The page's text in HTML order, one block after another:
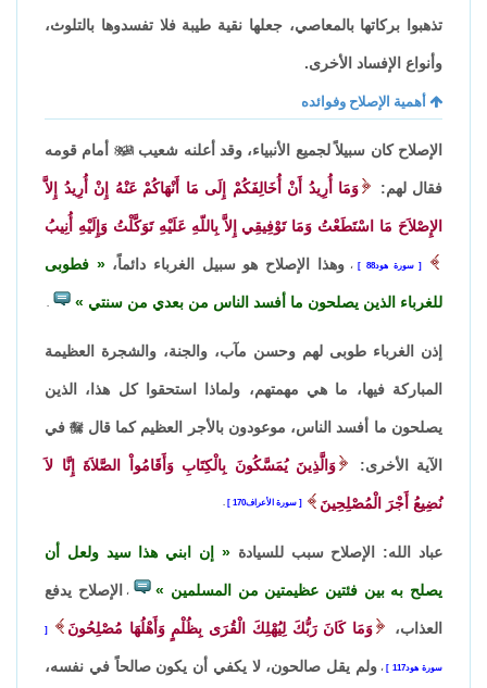
تذهبوا بركاتها بالمعاصي، جعلها نقية طيبة فلا تفسدوها بالتلوث،
وأنواع الإفساد الأخرى.
أهمية الإصلاح وفوائده
الإصلاح كان سبيلاً لجميع الأنبياء، وقد أعلنه شعيب أمام قومه
فقال لهم: وَمَا أُرِيدُ أَنْ أُخَالِفَكُمْ إِلَى مَا أَنْهَاكُمْ عَنْهُ إِنْ أُرِيدُ إِلاَّ
الإِصْلاَحَ مَا اسْتَطَعْتُ وَمَا تَوْفِيقِي إِلاَّ بِاللّهِ عَلَيْهِ تَوَكَّلْتُ وَإِلَيْهِ أُنِيبُ
سورة هود88 ،وهذا الإصلاح هو سبيل الغرباء دائماً، فطوبى
للغرباء الذين يصلحون ما أفسد الناس من بعدي من سنتي
إذن الغرباء طوبى لهم وحسن مآب، والجنة، والشجرة العظيمة
المباركة فيها، ما هي مهمتهم، ولماذا استحقوا كل هذا، الذين
يصلحون ما أفسد الناس، موعودون بالأجر العظيم كما قالفي
الآية الأخرى: وَالَّذِينَ يُمَسَّكُونَ بِالْكِتَابِ وَأَقَامُواْ الصَّلاَةَ إِنَّا لاَ
نُضِيعُ أَجْرَ الْمُصْلِحِينَ سورة الأعراف170
عباد الله: الإصلاح سبب للسيادة إن ابني هذا سيد ولعل أن
يصلح به بين فئتين عظيمتين من المسلمين ، الإصلاح يدفع
العذاب، وَمَا كَانَ رَبُّكَ لِيُهْلِكَ الْقُرَى بِظُلْمٍ وَأَهْلُهَا مُصْلِحُونَ
سورة هود117 ،ولم يقل صالحون، لا يكفي أن يكون صالحاً في نفسه،